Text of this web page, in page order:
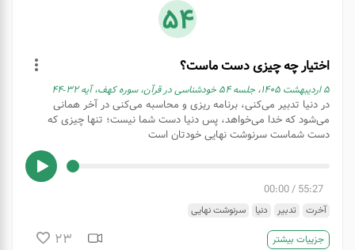
54
اختیار چه چیزی دست ماست؟
۵ اردیبهشت ۱۴۰۵، جلسه ۵۴ خودشناسی در قرآن، سوره کهف، آیه ۳۲-۴۴
در دنیا تدبیر می‌کنی، برنامه ریزی و محاسبه می‌کنی در آخر همانی
می‌شود که خدا می‌خواهد، پس دنیا دست شما نیست؛ تنها چیزی که
دست شماست سرنوشت نهایی خودتان است
55:27
/
00:00
آخرت تدبیر دنیا سرنوشت نهایی
جزییات بیشتر 23